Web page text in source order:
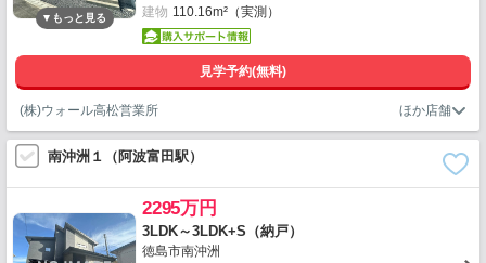
建物 110.16m²（実測）
見学予約(無料)
(株)ウォール高松営業所
南沖洲１（阿波富田駅）
2295万円
3LDK～3LDK+S（納戸）
徳島市南沖洲